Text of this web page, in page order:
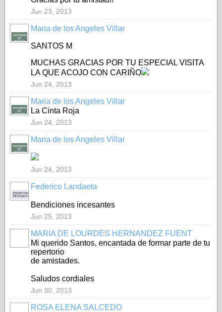
Jun 23, 2013
MIEMBRO
DE
HONOR
Maria de los Angeles Villar
SANTOS M
MUCHAS GRACIAS POR TU ESPECIAL VISITA
LA QUE ACOJO CON CARIÑO
Jun 24, 2013
MIEMBRO
DE
HONOR
Maria de los Angeles Villar
La Cinta Roja
Jun 24, 2013
MIEMBRO
DE
HONOR
Maria de los Angeles Villar
Jun 24, 2013
ESCRITOR
RECONOCIDO
Federico Landaeta
Bendiciones incesantes
Jun 25, 2013
MARIA DE LOURDES HERNANDEZ FUENT
Mi querido Santos, encantada de formar parte de tu
repertorio
de amistades.
Saludos cordiales
Jun 30, 2013
ROSA ELENA SALCEDO